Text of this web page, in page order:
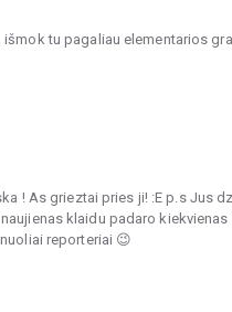
tu pagaliau elementarios
! As grieztai pries ji! :E p.s Jus
klaidu padaro kiekvienas
reporteriai 😉